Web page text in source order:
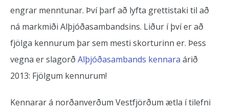
engrar menntunar. Því þarf að lyfta grettistaki til að
ná markmiði Alþjóðasambandsins. Liður í því er að
fjölga kennurum þar sem mesti skorturinn er. Þess
vegna er slagorð Alþjóðasambands kennara árið
2013: Fjölgum kennurum!
Kennarar á norðanverðum Vestfjörðum ætla í tilefni